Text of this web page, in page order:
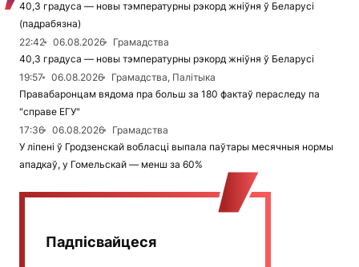
40,3 градуса — новы тэмпературны рэкорд жніўня ў Беларусі
(падрабязна)
22:42
06.08.2026
Грамадства
40,3 градуса — новы тэмпературны рэкорд жніўня ў Беларусі
19:57
06.08.2026
Грамадства, Палітыка
Правабаронцам вядома пра больш за 180 фактаў пераследу па
"справе ЕГУ"
17:36
06.08.2026
Грамадства
У ліпені ў Гродзенскай вобласці выпала паўтары месячныя нормы
ападкаў, у Гомельскай — менш за 60%
Падпісвайцеся